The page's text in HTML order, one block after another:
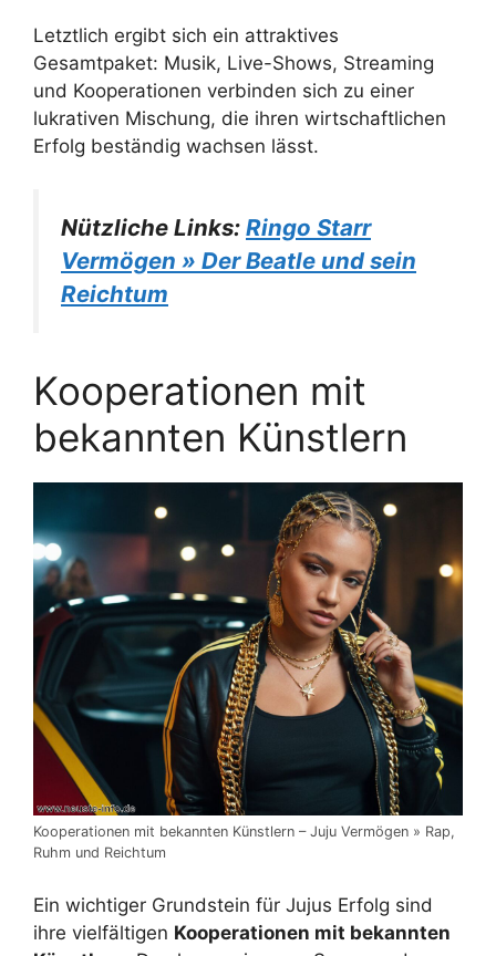
Letztlich ergibt sich ein attraktives
Gesamtpaket: Musik, Live-Shows, Streaming
und Kooperationen verbinden sich zu einer
lukrativen Mischung, die ihren wirtschaftlichen
Erfolg beständig wachsen lässt.
Nützliche Links: Ringo Starr
Vermögen » Der Beatle und sein
Reichtum
Kooperationen mit
bekannten Künstlern
Kooperationen mit bekannten Künstlern – Juju Vermögen » Rap,
Ruhm und Reichtum
Ein wichtiger Grundstein für Jujus Erfolg sind
ihre vielfältigen Kooperationen mit bekannten